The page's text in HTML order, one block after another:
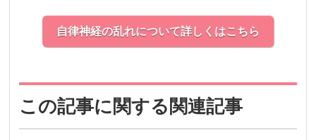
自律神経の乱れについて詳しくはこちら
この記事に関する関連記事